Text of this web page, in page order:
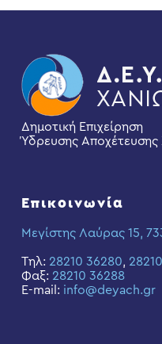
Δημοτική Επιχείρηση
Ύδρευσης Αποχέτευσης
Επικοινωνία
Μεγίστης Λαύρας 15,
Τηλ: 28210 36280,
Φαξ: 28210 36288
E-mail: info@deyach.gr